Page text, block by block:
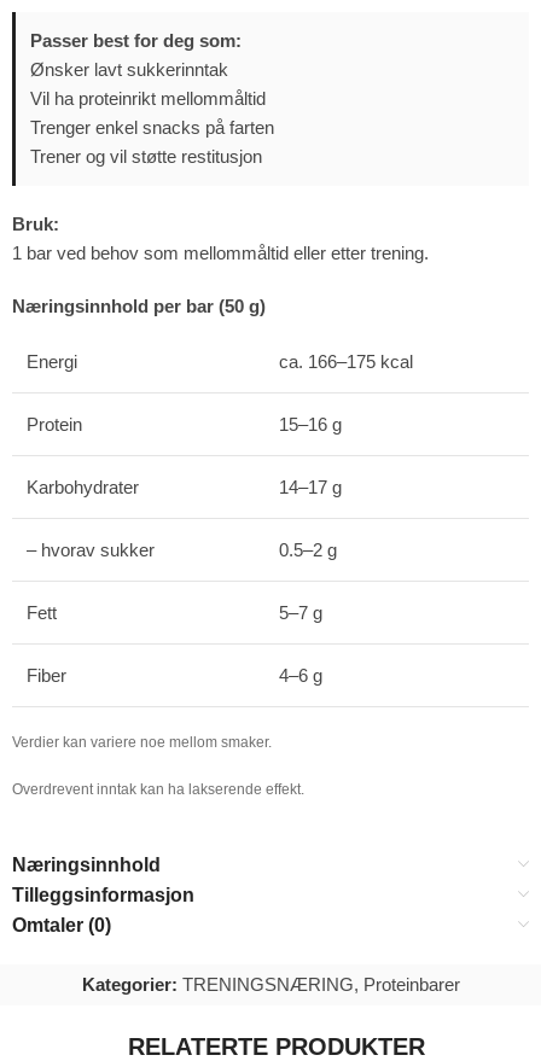
Passer best for deg som:
Ønsker lavt sukkerinntak
Vil ha proteinrikt mellommåltid
Trenger enkel snacks på farten
Trener og vil støtte restitusjon
Bruk:
1 bar ved behov som mellommåltid eller etter trening.
Næringsinnhold per bar (50 g)
Energi ca. 166–175 kcal
Protein 15–16 g
Karbohydrater 14–17 g
– hvorav sukker 0.5–2 g
Fett 5–7 g
Fiber 4–6 g
Verdier kan variere noe mellom smaker.
Overdrevent inntak kan ha lakserende effekt.
Næringsinnhold
Tilleggsinformasjon
Omtaler (0)
Kategorier: TRENINGSNÆRING, Proteinbarer
RELATERTE PRODUKTER